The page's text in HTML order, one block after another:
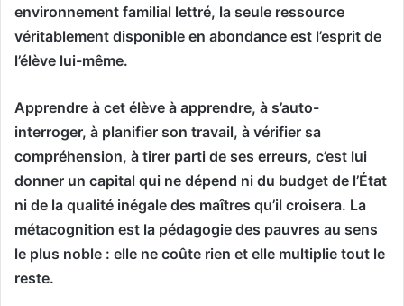
environnement familial lettré, la seule ressource
véritablement disponible en abondance est l’esprit de
l’élève lui-même.
Apprendre à cet élève à apprendre, à s’auto-
interroger, à planifier son travail, à vérifier sa
compréhension, à tirer parti de ses erreurs, c’est lui
donner un capital qui ne dépend ni du budget de l’État
ni de la qualité inégale des maîtres qu’il croisera. La
métacognition est la pédagogie des pauvres au sens
le plus noble : elle ne coûte rien et elle multiplie tout le
reste.